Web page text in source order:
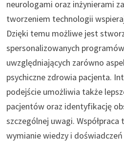
neurologami oraz inżynierami
tworzeniem technologii
Dzięki temu możliwe jest
spersonalizowanych
uwzględniających zarówno
psychiczne zdrowia pacjenta.
podejście umożliwia także
pacjentów oraz identyfikację
szczególnej uwagi.
wymianie wiedzy i